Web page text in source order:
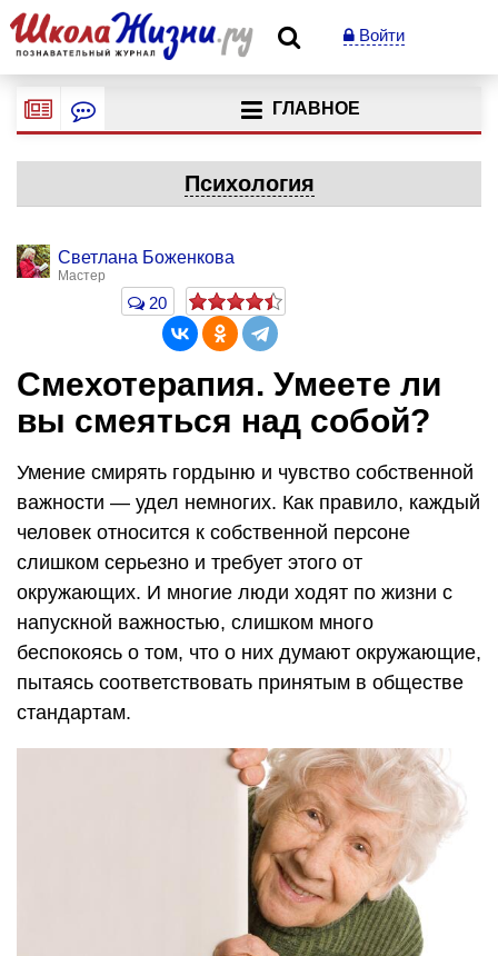
Войти
ГЛАВНОЕ
Психология
Светлана Боженкова
Мастер
20
Смехотерапия. Умеете ли
вы смеяться над собой?
Умение смирять гордыню и чувство собственной
важности — удел немногих. Как правило, каждый
человек относится к собственной персоне
слишком серьезно и требует этого от
окружающих. И многие люди ходят по жизни с
напускной важностью, слишком много
беспокоясь о том, что о них думают окружающие,
пытаясь соответствовать принятым в обществе
стандартам.